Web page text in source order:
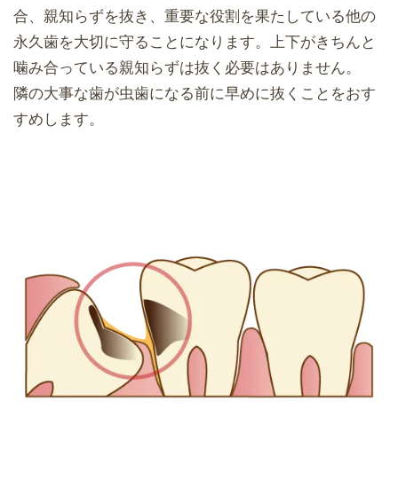
合、親知らずを抜き、重要な役割を果たしている他の
永久歯を大切に守ることになります。上下がきちんと
噛み合っている親知らずは抜く必要はありません。
隣の大事な歯が虫歯になる前に早めに抜くことをおす
すめします。